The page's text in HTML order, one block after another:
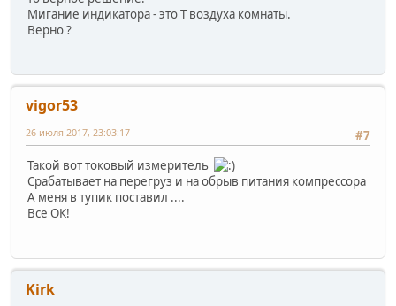
Мигание индикатора - это Т воздуха комнаты.
Верно ?
vigor53
#7
26 июля 2017, 23:03:17
Такой вот токовый измеритель
Срабатывает на перегруз и на обрыв питания компрессора
А меня в тупик поставил ....
Все ОК!
Kirk